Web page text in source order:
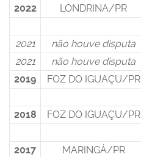
2022
LONDRINA/PR
2021
não houve disputa
2021
não houve disputa
2019
FOZ DO IGUAÇU/PR
2018
FOZ DO IGUAÇU/PR
2017
MARINGÁ/PR